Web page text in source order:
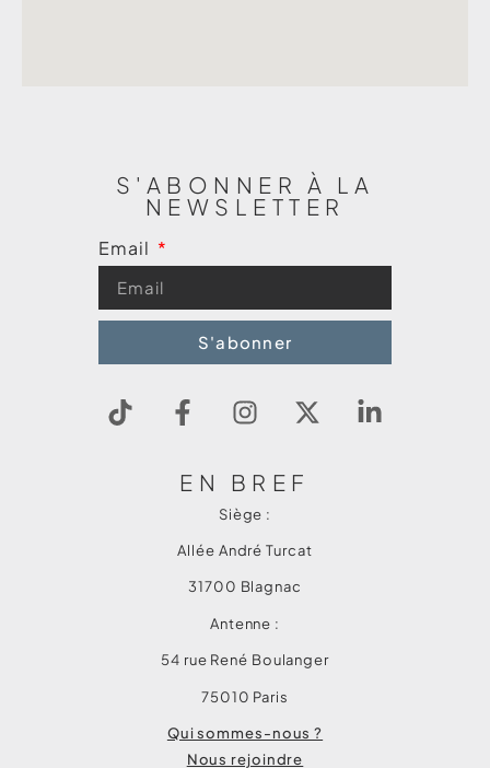
S'ABONNER À LA
NEWSLETTER
Email
S'abonner
EN BREF
Siège :
Allée André Turcat
31700 Blagnac
Antenne :
54 rue René Boulanger
75010 Paris
Qui sommes-nous ?
Nous rejoindre